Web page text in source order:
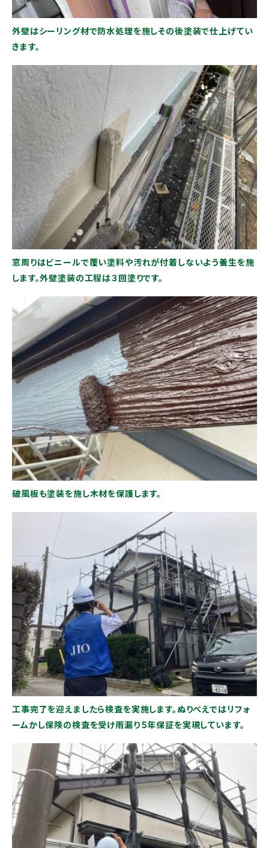
外壁はシーリング材で防水処理を施しその後塗装で仕上げてい
きます。
窓周りはビニールで覆い塗料や汚れが付着しないよう養生を施
します。外壁塗装の工程は３回塗りです。
破風板も塗装を施し木材を保護します。
工事完了を迎えましたら検査を実施します。ぬりべえではリフォ
ームかし保険の検査を受け雨漏り５年保証を実現しています。